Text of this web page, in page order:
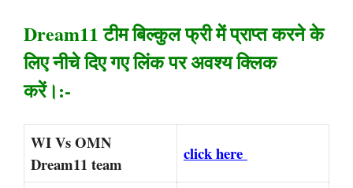
Dream11 टीम बिल्कुल फ्री में प्राप्त करने के
लिए नीचे दिए गए लिंक पर अवश्य क्लिक
करें।:-
WI Vs OMN
Dream11 team
click here